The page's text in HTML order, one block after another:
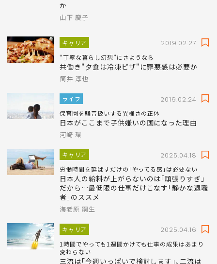
キャリア
営業一筋→スタッフ職で仕事に失望
か
山下 慶子
共働き"夕食は冷凍ピザ"に罪悪感は必要か
筒井 淳也
日本がここまで子供嫌いの国になった理由
河崎 環
キャリア 2025.04.18
労働時間を延ばすだけの｢やってる感｣は必要ない
日本人の給料が上がらないのは｢頑張りすぎ｣
者｣のススメ
海老原 嗣生
キャリア 2025.04.16